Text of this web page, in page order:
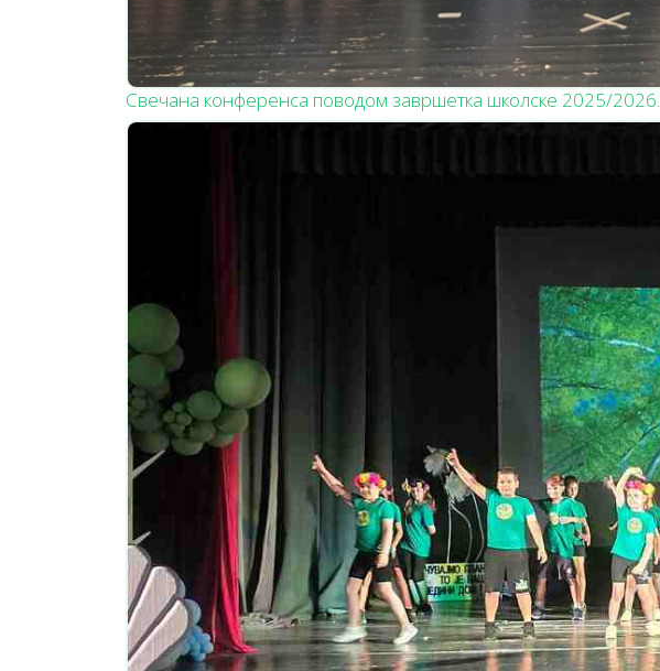
Свечана конференса поводом завршетка школске 2025/2026.